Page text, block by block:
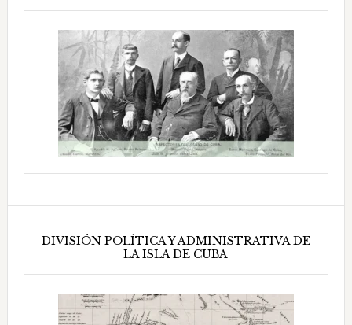
DIVISIÓN POLÍTICA Y ADMINISTRATIVA DE
LA ISLA DE CUBA